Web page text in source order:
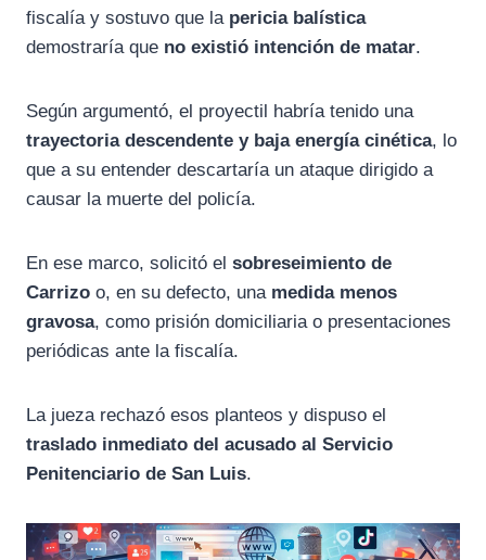
fiscalía y sostuvo que la pericia balística
demostraría que no existió intención de matar.
Según argumentó, el proyectil habría tenido una
trayectoria descendente y baja energía cinética, lo
que a su entender descartaría un ataque dirigido a
causar la muerte del policía.
En ese marco, solicitó el sobreseimiento de
Carrizo o, en su defecto, una medida menos
gravosa, como prisión domiciliaria o presentaciones
periódicas ante la fiscalía.
La jueza rechazó esos planteos y dispuso el
traslado inmediato del acusado al Servicio
Penitenciario de San Luis.